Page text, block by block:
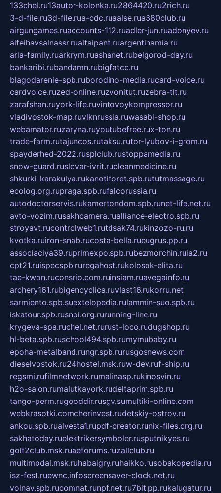
133chel.ru13autor-kolonka.ru2864420.ru2rich.ru
3-d-file.ru3d-file.rua-cdc.ruaalse.rua380club.ru
airgungames.ruaccounts-112.ruadler-jun.ruadonyev.ru
alfeihavsalnassr.rualtaipant.ruargentinamia.ru
aria-family.ruarkrym.ruashanet.rubelgorod-day.ru
bankaribi.rubandamn.rubigfatcc.ru
blagodarenie-spb.ruborodino-media.rucard-voice.ru
cardvoice.ruzed-online.ruzvonitut.ruzebra-tlt.ru
zarafshan.ruyork-life.ruvintovoykompressor.ru
vladivostok-map.ruvlknrussia.ruwasabi-shop.ru
webamator.ruzaryna.ruyoutubefree.rux-ton.ru
trade-farm.rutajuncos.rutaksu.rutor-lyubov-i-grom.ru
spayderhed-2022.rusplclub.rustoppamedia.ru
snow-guard.ruslovar-ivrit.rucleanmedicine.ru
shkurki-karakulya.rukanotiforet.spb.rututmassage.ru
ecolog.org.rupraga.spb.rufalcorussia.ru
autodoctorservis.rukamertondom.spb.runet-life.net.ru
avto-vozim.rusakhcamera.rualliance-electro.spb.ru
stroyavt.rucontrolweb1.rutdsak74.rukinzozo-ru.ru
kvotka.ruiron-snab.rucosta-bella.rueugrus.pp.ru
associaciya39.ruprimexpo.spb.rubezmorchin.ruia2.ru
cpt21.ruispecspb.ruregahost.rukolosok-elita.ru
tae-kwon.ruconsrio.com.ruinsiam.ruavegainfo.ru
archery161.rubigencyclica.ruvlast16.rukorru.net
sarmiento.spb.suextelopedia.rulammin-suo.spb.ru
iskatour.spb.rusnpi.org.rurunning-line.ru
krygeva-spa.ruchel.net.rurust-loco.rudugshop.ru
hl-beta.spb.ruschool494.spb.rumymubaby.ru
epoha-metalband.rungr.spb.rurusgosnews.com
dieselvostok.ru24hostel.msk.ruw-dev.ruf-ship.ru
regsmi.rufilmnetwork.rumalinasp.rukinosvin.ru
h2o-salon.rumalutkayork.rudeltaprim.spb.ru
tango-perm.rugooddir.rusgv.sumultiki-online.com
webkrasotki.comcherinvest.rudetskiy-ostrov.ru
ankou.spb.rualvesta1.rupdf-creator.runix-files.org.ru
sakhatoday.ruelektrikersymboler.rusputnikyes.ru
golf2club.msk.ruaeforums.ruzallclub.ru
multimodal.msk.ruhabaigry.ruhaikko.rusobakopedia.ru
isz-fest.ruewnc.infoscreensaver-clock.net.ru
volnav.spb.rucomnat.runpf.net.ru7bit.pp.rukalugatur.ru